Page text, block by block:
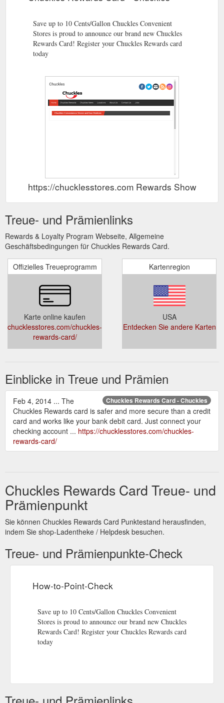
Save up to 10 Cents/Gallon Chuckles Convenient
Stores is proud to announce our brand new Chuckles
Rewards Card! Register your Chuckles Rewards card
today
https://chucklesstores.com Rewards Show
Treue- und Prämienlinks
Rewards & Loyalty Program Webseite, Allgemeine
Geschäftsbedingungen für Chuckles Rewards Card.
Offizielles Treueprogramm
Karte online kaufen
chucklesstores.com/chuckles-
rewards-card/
Kartenregion
USA
Entdecken Sie andere Karten
Einblicke in Treue und Prämien
Chuckles Rewards Card - Chuckles
Feb 4, 2014 ... The
Chuckles Rewards card is safer and more secure than a credit
card and works like your bank debit card. Just connect your
checking account ... https://chucklesstores.com/chuckles-
rewards-card/
Chuckles Rewards Card Treue- und
Prämienpunkt
Sie können Chuckles Rewards Card Punktestand herausfinden,
indem Sie shop-Ladentheke / Helpdesk besuchen.
Treue- und Prämienpunkte-Check
How-to-Point-Check
Save up to 10 Cents/Gallon Chuckles Convenient
Stores is proud to announce our brand new Chuckles
Rewards Card! Register your Chuckles Rewards card
today